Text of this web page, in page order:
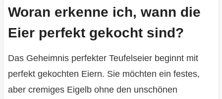
Woran erkenne ich, wann die
Eier perfekt gekocht sind?
Das Geheimnis perfekter Teufelseier beginnt mit
perfekt gekochten Eiern. Sie möchten ein festes,
aber cremiges Eigelb ohne den unschönen